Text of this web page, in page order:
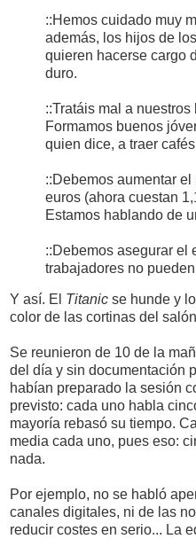
::Hemos cuidado muy
además, los hijos de
quieren hacerse cargo
duro.
::Tratáis mal a
Formamos buenos
quien dice, a traer
::Debemos aumentar
euros (ahora cuestan
Estamos hablando de
::Debemos asegurar el
trabajadores no
Y así. El Titanic se hunde y
color de las cortinas del
Se reunieron de 10 de la
del día y sin documentación
habían preparado la sesión
previsto: cada uno habla
mayoría rebasó su tiempo.
media cada uno, pues eso:
nada.
Por ejemplo, no se habló
canales digitales, ni de las
reducir costes en serio... La